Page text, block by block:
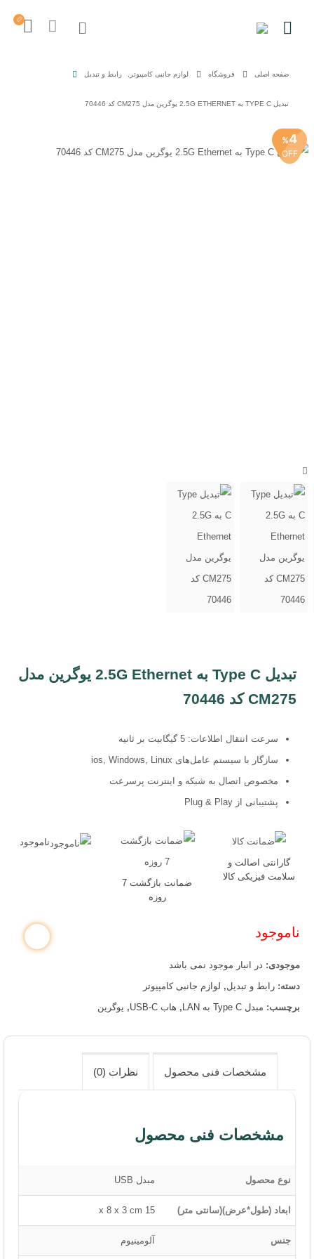
صفحه اصلی فروشگاه لوازم جانبی کامپیوتر رابط و تبدیل
تبدیل TYPE C به 2.5G ETHERNET یوگرین مدل CM275 کد 70446
تبدیل Type C به 2.5G Ethernet یوگرین مدل
CM275 کد 70446
سرعت انتقال اطلاعات: 5 گیگابیت بر ثانیه
سازگار با سیستم عامل‌های ios, Windows, Linux
مخصوص اتصال به شبکه و اینترنت پرسرعت
پشتیبانی از Plug & Play
گارانتی اصالت و
سلامت فیزیکی کالا
ضمانت بازگشت 7
روزه
ناموجود
4
%
OFF
ناموجود
موجودی: در انبار موجود نمی باشد
دسته: رابط و تبدیل, لوازم جانبی کامپیوتر
برچسب: مبدل Type C به LAN , هاب USB-C , یوگرین
مشخصات فنی محصول نظرات (0)
مشخصات فنی محصول
نوع محصول مبدل USB
ابعاد (طول*عرض)(سانتی متر) 15 x 8 x 3 cm
جنس آلومینیوم